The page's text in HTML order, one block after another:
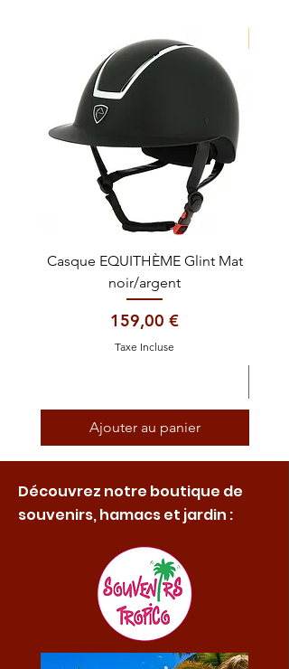
Casque EQUITHÈME Glint Mat
noir/argent
Prix
159,00 €
Taxe Incluse
Ajouter au panier
Découvrez notre boutique de
souvenirs, hamacs et jardin :